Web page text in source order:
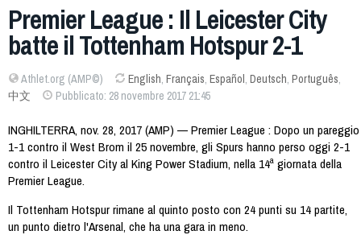
Premier League : Il Leicester City
batte il Tottenham Hotspur 2-1
Athlet.org (AMP©) English, Français, Español, Deutsch, Português,
中文
Pubblicato: 28 novembre 2017 21:45
INGHILTERRA, nov. 28, 2017 (AMP) — Premier League : Dopo un pareggio
1-1 contro il West Brom il 25 novembre, gli Spurs hanno perso oggi 2-1
contro il Leicester City al King Power Stadium, nella 14ª giornata della
Premier League.
Il Tottenham Hotspur rimane al quinto posto con 24 punti su 14 partite,
un punto dietro l'Arsenal, che ha una gara in meno.